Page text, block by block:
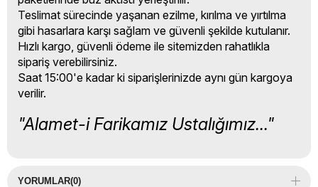
Teslimat sürecinde yaşanan ezilme, kırılma ve yırtılma
gibi hasarlara karşı sağlam ve güvenli şekilde kutulanır.
Hızlı kargo, güvenli ödeme ile sitemizden rahatlıkla
sipariş verebilirsiniz.
Saat 15:00'e kadar ki siparişlerinizde aynı gün kargoya
verilir.
"Alamet-i Farikamız Ustalığımız..."
YORUMLAR(0)